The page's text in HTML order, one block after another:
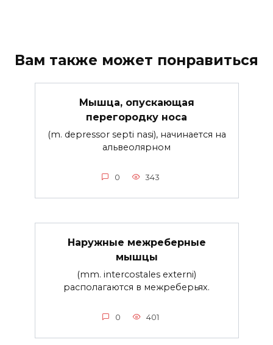
Вам также может понравиться
Мышца, опускающая
перегородку носа
(m. depressor septi nasi), начинается на
альвеолярном
0 343
Наружные межреберные
мышцы
(mm. intercostales externi)
располагаются в межреберьях.
0 401